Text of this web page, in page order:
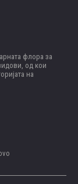
флора за
од кои
на